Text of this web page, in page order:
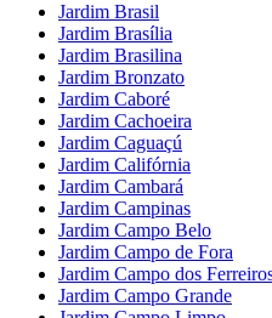
Jardim Brasil
Jardim Brasília
Jardim Brasilina
Jardim Bronzato
Jardim Caboré
Jardim Cachoeira
Jardim Caguaçú
Jardim Califórnia
Jardim Cambará
Jardim Campinas
Jardim Campo Belo
Jardim Campo de Fora
Jardim Campo dos
Jardim Campo Grande